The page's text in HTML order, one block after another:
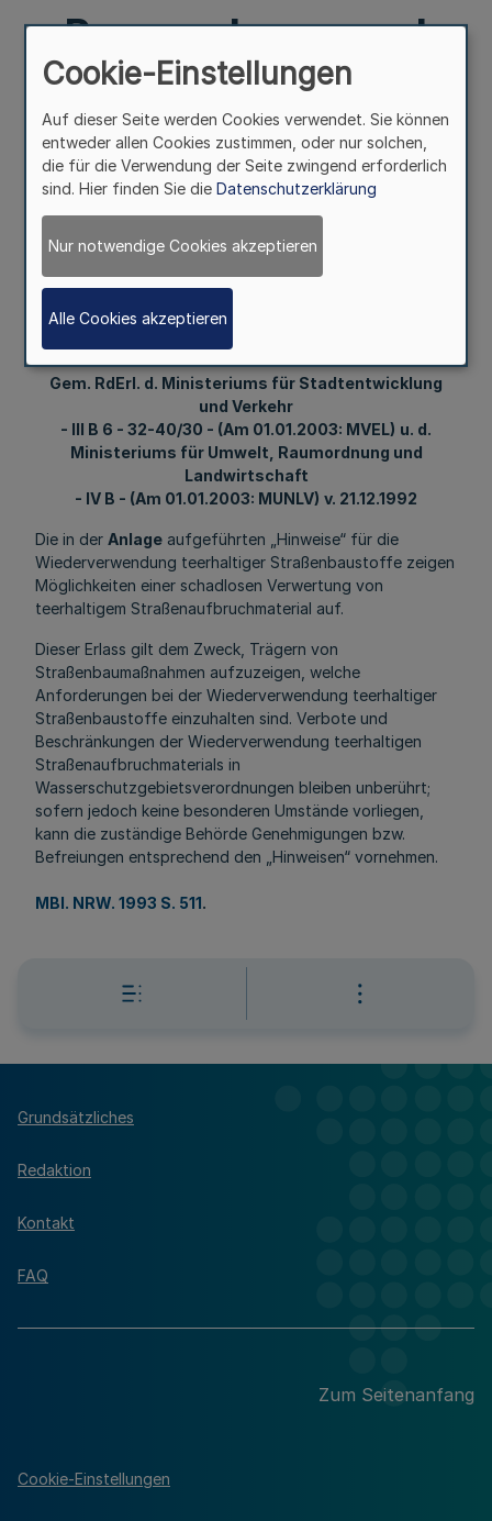
Raumordnung und
Landwirtschaft - IV B
- (Am 01.01.2003:
MUNLV) v. 21.12.1992
Mehr
Gem. RdErl. d. Ministeriums für Stadtentwicklung
und Verkehr
- III B 6 - 32-40/30 - (Am 01.01.2003: MVEL) u. d.
Ministeriums für Umwelt, Raumordnung und
Landwirtschaft
- IV B - (Am 01.01.2003: MUNLV) v. 21.12.1992
Die in der Anlage aufgeführten „Hinweise“ für die
Wiederverwendung teerhaltiger Straßenbaustoffe zeigen
Möglichkeiten einer schadlosen Verwertung von
teerhaltigem Straßenaufbruchmaterial auf.
Dieser Erlass gilt dem Zweck, Trägern von
Straßenbaumaßnahmen aufzuzeigen, welche
Anforderungen bei der Wiederverwendung teerhaltiger
Straßenbaustoffe einzuhalten sind. Verbote und
Beschränkungen der Wiederverwendung teerhaltigen
Straßenaufbruchmaterials in
Wasserschutzgebietsverordnungen bleiben unberührt;
sofern jedoch keine besonderen Umstände vorliegen,
kann die zuständige Behörde Genehmigungen bzw.
Befreiungen entsprechend den „Hinweisen“ vornehmen.
MBl. NRW. 1993 S. 511.
Grundsätzliches
Redaktion
Kontakt
FAQ
Zum Seitenanfang
Cookie-Einstellungen
Cookie-Einstellungen
Auf dieser Seite werden Cookies verwendet. Sie können
entweder allen Cookies zustimmen, oder nur solchen,
die für die Verwendung der Seite zwingend erforderlich
sind. Hier finden Sie die Datenschutzerklärung
Nur notwendige Cookies akzeptieren
Alle Cookies akzeptieren